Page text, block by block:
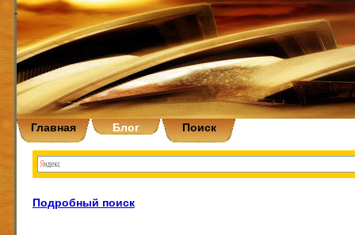
Главная Блог Поиск
Подробный поиск